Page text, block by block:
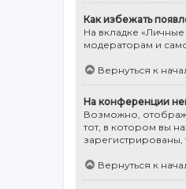
Как избежать
На вкладке
модераторам и
Вернуться к
На конференции
Возможно,
тот, в котором вы
зарегистрированы,
Вернуться к